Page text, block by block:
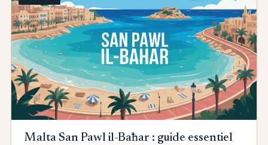
Malta San Pawl il-Baħar : guide essentiel